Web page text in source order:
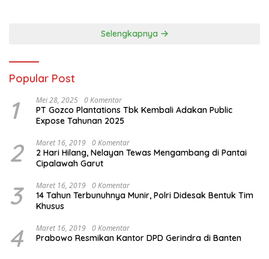
Selengkapnya
Popular Post
1 Mei 28, 2025 0 Komentar
PT Gozco Plantations Tbk Kembali Adakan Public
Expose Tahunan 2025
2 Maret 16, 2019 0 Komentar
2 Hari Hilang, Nelayan Tewas Mengambang di Pantai
Cipalawah Garut
3 Maret 16, 2019 0 Komentar
14 Tahun Terbunuhnya Munir, Polri Didesak Bentuk Tim
Khusus
4 Maret 16, 2019 0 Komentar
Prabowo Resmikan Kantor DPD Gerindra di Banten